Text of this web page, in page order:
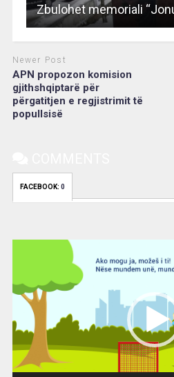
Zbulohet memoriali
Newer Post
APN propozon komision
gjithshqiptarë për
përgatitjen e regjistrimit të
popullsisë
FACEBOOK: 0